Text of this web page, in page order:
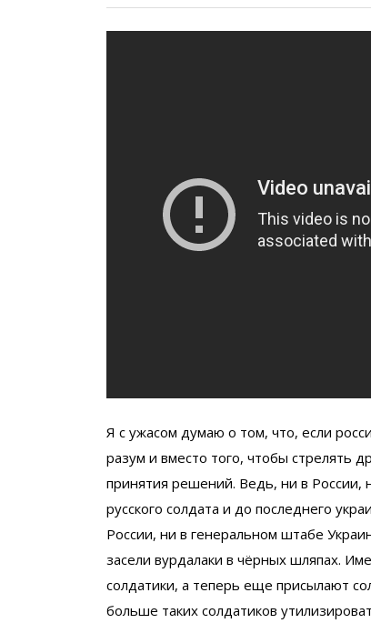
Я с ужасом думаю о том, что, если
разум и вместо того, чтобы стрелять
принятия решений. Ведь, ни в России,
русского солдата и до последнего
России, ни в генеральном штабе
засели вурдалаки в чёрных шляпах.
солдатики, а теперь еще присылают
больше таких солдатиков